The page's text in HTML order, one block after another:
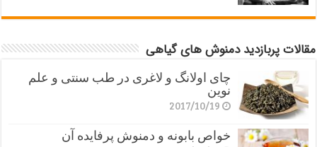
مقالات پربازدید دمنوش های گیاهی
چای اولانگ و لاغری در طب سنتی و علم
نوین
2017/10/19
خواص بابونه و دمنوش پرفایده آن